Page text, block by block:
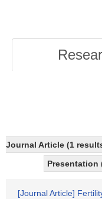
Journal Article (1
Presentation
[Journal Article]